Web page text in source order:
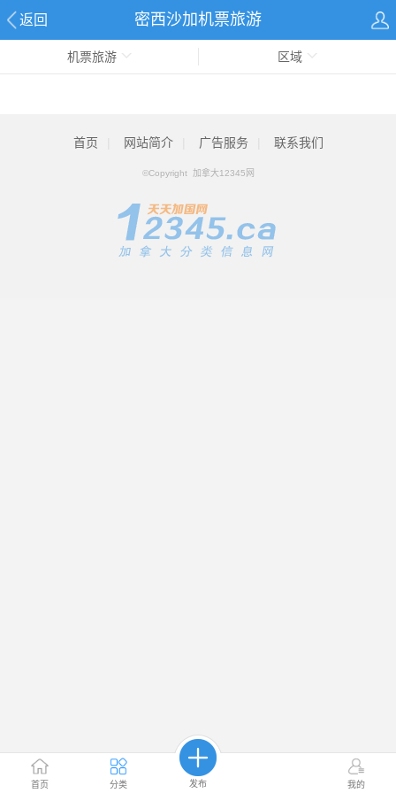
返回 密西沙加机票旅游
首页 分类 发布 我的
机票旅游 区域
首页 网站简介 广告服务 联系我们
©Copyright 加拿大12345网